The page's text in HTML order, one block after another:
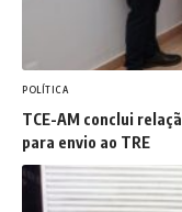
POLÍTICA
TCE-AM conclui
para envio ao TRE